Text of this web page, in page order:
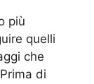
più
quelli
che
di